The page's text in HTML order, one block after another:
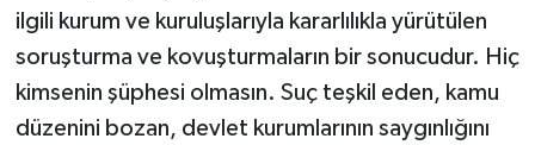
ilgili kurum ve kuruluşlarıyla kararlılıkla yürütülen
soruşturma ve kovuşturmaların bir sonucudur. Hiç
kimsenin şüphesi olmasın. Suç teşkil eden, kamu
düzenini bozan, devlet kurumlarının saygınlığını